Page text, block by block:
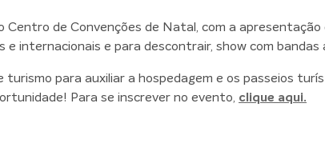
Centro de Convenções de Natal, com a apresentação
internacionais e para descontrair, show com bandas
turismo para auxiliar a hospedagem e os passeios
Para se inscrever no evento, clique aqui.